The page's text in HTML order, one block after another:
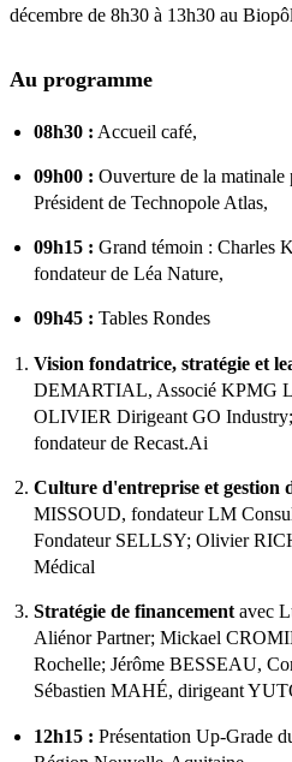
décembre de 8h30 à 13h30 au
Au programme
08h30 : Accueil café,
09h00 : Ouverture de la
Président de Technopole Atlas,
09h15 : Grand témoin : Charles
fondateur de Léa Nature,
09h45 : Tables Rondes
Vision fondatrice, stratégie et
DEMARTIAL, Associé KPMG
OLIVIER Dirigeant GO
fondateur de Recast.Ai
Culture d'entreprise et gestion
MISSOUD, fondateur LM
Fondateur SELLSY; Olivier
Médical
Stratégie de financement avec
Aliénor Partner; Mickael
Rochelle; Jérôme BESSEAU,
Sébastien MAHÉ, dirigeant
12h15 : Présentation Up-Grade